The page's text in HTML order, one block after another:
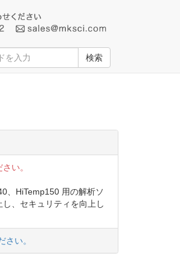
検索
い。
、HiTemp150 用の解析ソ
、セキュリティを向上し
さい。